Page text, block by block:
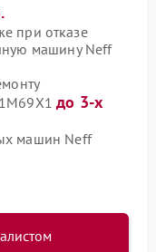
при отказе
машину Neff
до 3-х
машин Neff